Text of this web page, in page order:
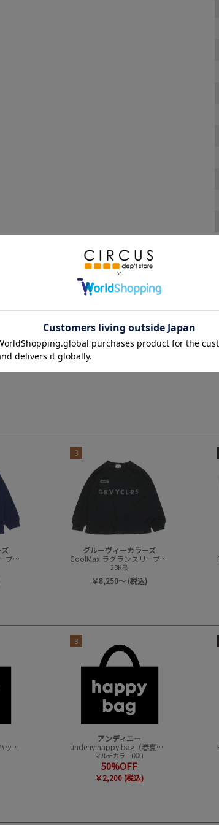
CoolMax ラグランスリーブ L/S TEE
3
グルーヴィーカラーズ
CoolMax ラグランスリーブ L/S TEE
2BK黒
￥8,250～ (税込)
CONVEX happy bag（ハッピーバック）
3
アンディニー
undeny.happy bag（春夏アイテムハッピーバック）
マルチカラー(XX)
50%OFF
￥2,200 (税込)